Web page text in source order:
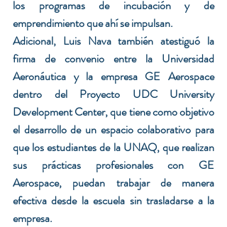
los programas de incubación y de
emprendimiento que ahí se impulsan.
Adicional, Luis Nava también atestiguó la
firma de convenio entre la Universidad
Aeronáutica y la empresa GE Aerospace
dentro del Proyecto UDC University
Development Center, que tiene como objetivo
el desarrollo de un espacio colaborativo para
que los estudiantes de la UNAQ, que realizan
sus prácticas profesionales con GE
Aerospace, puedan trabajar de manera
efectiva desde la escuela sin trasladarse a la
empresa.